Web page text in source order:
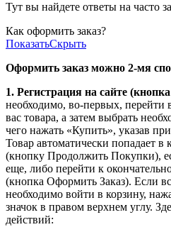
Тут вы найдете ответы на часто
Как оформить заказ?
ПоказатьСкрыть
Оформить заказ можно 2-мя
1. Регистрация на сайте
необходимо, во-первых, перейти
вас товара, а затем выбрать
чего нажать «Купить», указав
Товар автоматически попадает
(кнопку Продолжить Покупки),
еще, либо перейти к
(кнопка Оформить Заказ). Если
необходимо войти в корзину,
значок в правом верхнем углу.
действий: